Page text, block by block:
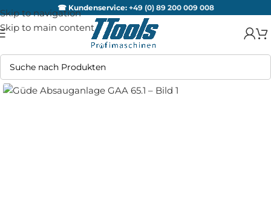
Skip to navigation
Skip to main content
☎ Kundenservice: +49 (0) 89 200 009 008